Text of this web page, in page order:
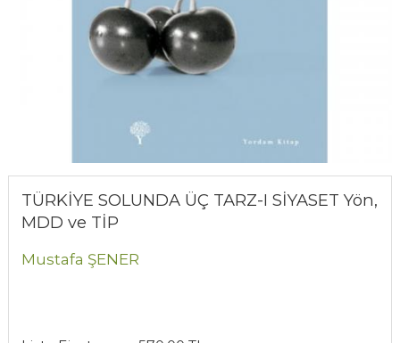
TÜRKİYE SOLUNDA ÜÇ TARZ-I SİYASET Yön,
MDD ve TİP
Mustafa ŞENER